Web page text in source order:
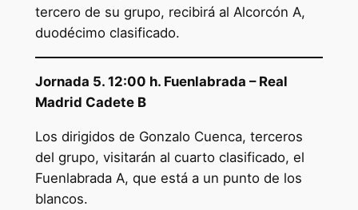
tercero de su grupo, recibirá al Alcorcón A,
duodécimo clasificado.
Jornada 5. 12:00 h. Fuenlabrada – Real
Madrid Cadete B
Los dirigidos de Gonzalo Cuenca, terceros
del grupo, visitarán al cuarto clasificado, el
Fuenlabrada A, que está a un punto de los
blancos.